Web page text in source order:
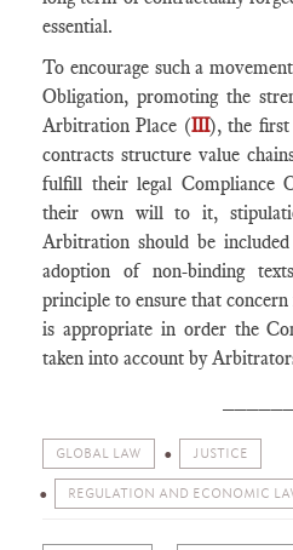
essential.
To encourage such a
Obligation, promoting the
Arbitration Place (III), the first
contracts structure value
fulfill their legal Compliance
their own will to it,
Arbitration should be
adoption of non-binding
principle to ensure that
is appropriate in order the
taken into account by
GLOBAL LAW JUSTICE
REGULATION AND ECONOMIC